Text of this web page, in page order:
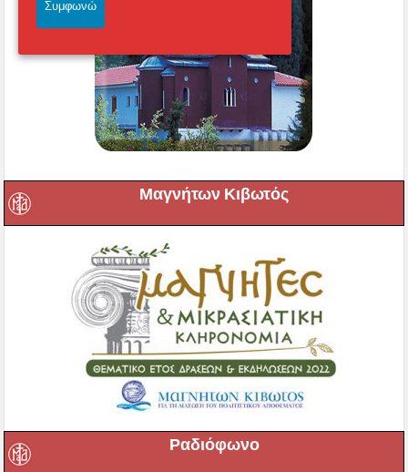
Μαγνήτων Κιβωτός
Ραδιόφωνο
Συμφωνώ